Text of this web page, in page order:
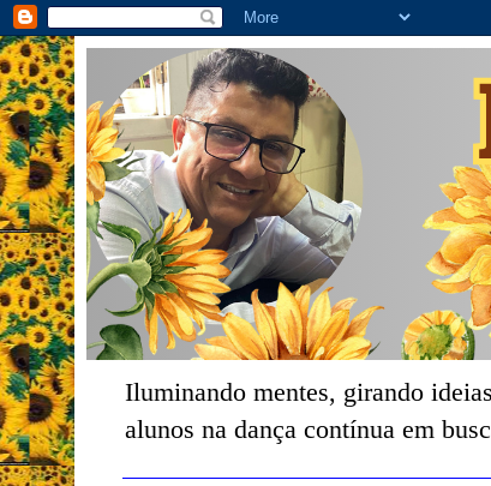
Iluminando mentes, girando
alunos na dança contínua em